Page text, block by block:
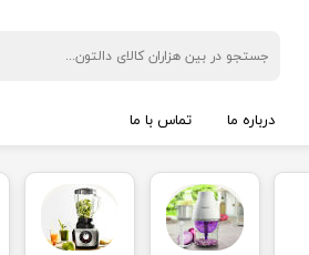
◼️ تهیه و نگهداری نوشیدنی
کتری برقی
سه کاره
درباره ما تماس با ما